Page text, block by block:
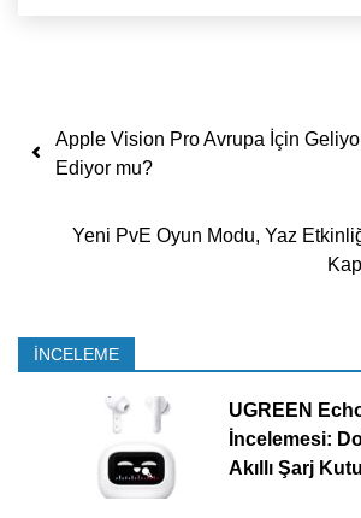
Yazı dolaşımı
Apple Vision Pro Avrupa İçin
Ediyor mu?
Yeni PvE Oyun Modu, Yaz
İNCELEME
UGREEN
İncelemesi:
Akıllı Şarj